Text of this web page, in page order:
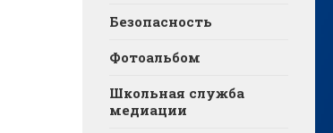
Безопасность
Фотоальбом
Школьная служба
медиации